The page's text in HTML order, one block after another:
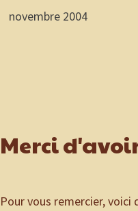
novembre 2004
Merci
Pour vous remercier,